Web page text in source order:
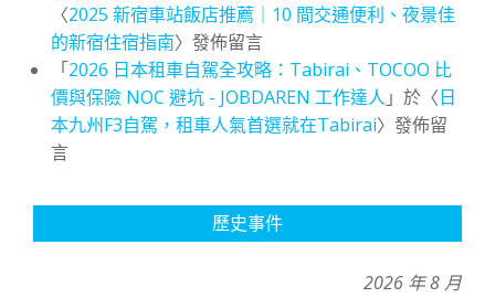
〈2025 新宿車站飯店推薦｜10 間交通便利、夜景佳
的新宿住宿指南〉發佈留言
「2026 日本租車自駕全攻略：Tabirai、TOCOO 比
價與保險 NOC 避坑 - JOBDAREN 工作達人 」於〈日
本九州F3自駕，租車人氣首選就在Tabirai〉發佈留
言
歷史事件
2026 年 8 月